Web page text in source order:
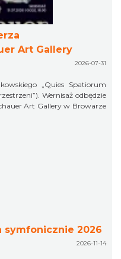
Art Gallery
2026-07-31
„Quies Spatiorum
Wernisaż odbędzie
Art Gallery w Browarze
symfonicznie 2026
2026-11-14